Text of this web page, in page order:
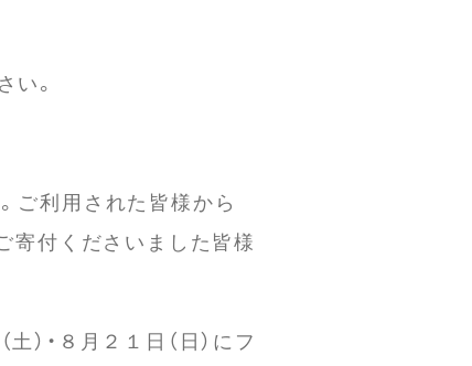
。
ご利用された皆様から
寄付くださいました皆様
・８月２１日（日）にフ